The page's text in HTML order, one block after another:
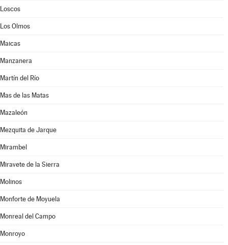
Loscos
Los Olmos
Maicas
Manzanera
Martín del Río
Mas de las Matas
Mazaleón
Mezquita de Jarque
Mirambel
Miravete de la Sierra
Molinos
Monforte de Moyuela
Monreal del Campo
Monroyo